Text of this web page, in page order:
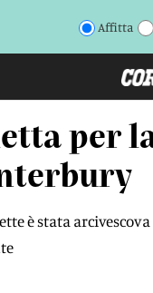
Affitta
per
è stata